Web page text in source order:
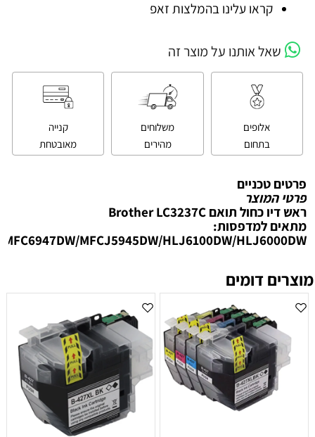
קראו עלינו בהמלצות זאפ
שאל אותנו על מוצר זה
אלופים
בתחום
משלוחים
מהירים
קנייה
מאובטחת
פרטים טכניים
פרטי המוצר
‏ראש דיו כחול תואם Brother LC3237C
מתאים למדפסות:
MFC6947DW/MFCJ5945DW/HLJ6100DW/HLJ6000DW
מוצרים דומים